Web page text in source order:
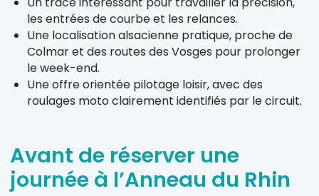
les entrées de courbe et les relances.
Une localisation alsacienne pratique, proche de
Colmar et des routes des Vosges pour prolonger
le week-end.
Une offre orientée pilotage loisir, avec des
roulages moto clairement identifiés par le circuit.
Avant de réserver une
journée à l’Anneau du Rhin